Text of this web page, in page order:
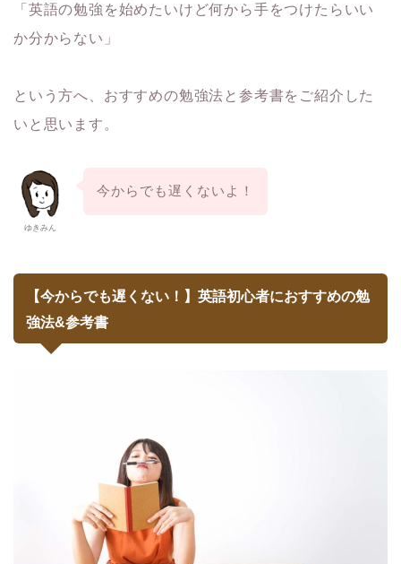
「英語の勉強を始めたいけど何から手をつけたらいい
か分からない」
という方へ、おすすめの勉強法と参考書をご紹介した
いと思います。
ゆきみん
今からでも遅くないよ！
【今からでも遅くない！】英語初心者におすすめの勉
強法&参考書